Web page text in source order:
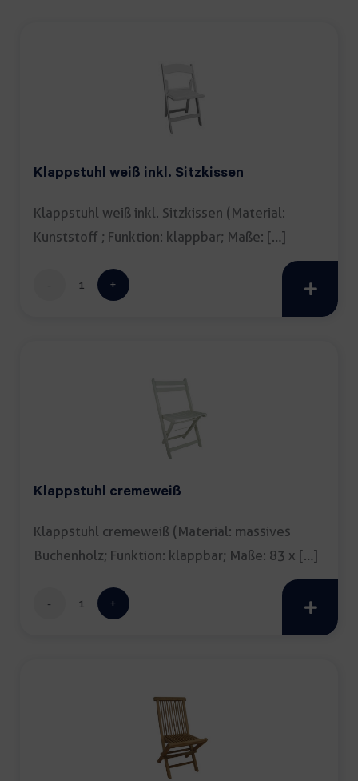
Klappstuhl weiß inkl. Sitzkissen
Klappstuhl weiß inkl. Sitzkissen (Material:
Kunststoff ; Funktion: klappbar; Maße: […]
Klappstuhl
Klappstuhl cremeweiß
Klappstuhl cremeweiß (Material: massives
Buchenholz; Funktion: klappbar; Maße: 83 x […]
Klappstuhl
cremeweiß